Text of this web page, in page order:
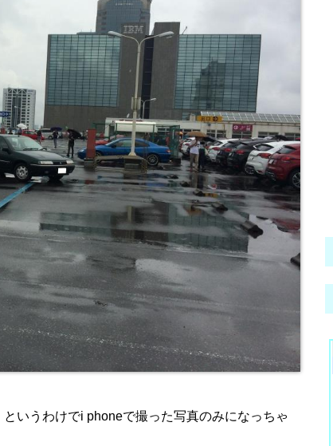
いうわけでi phoneで撮った写真のみになっちゃ